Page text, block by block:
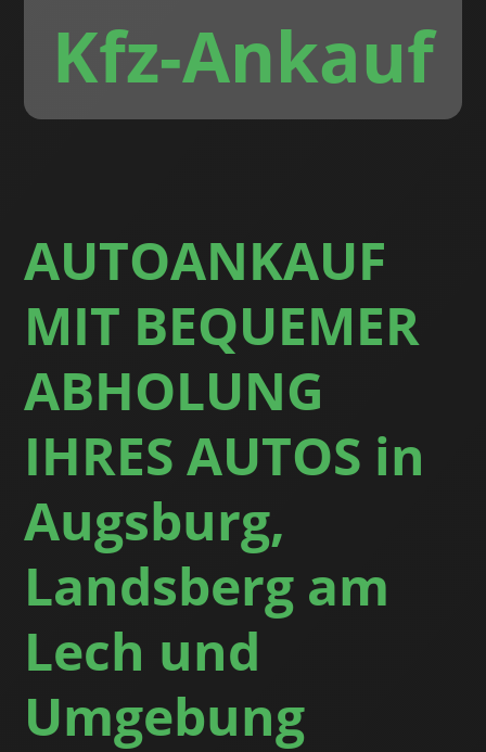
Kfz-Ankauf
AUTOANKAUF
MIT BEQUEMER
ABHOLUNG
IHRES AUTOS in
Augsburg,
Landsberg am
Lech und
Umgebung